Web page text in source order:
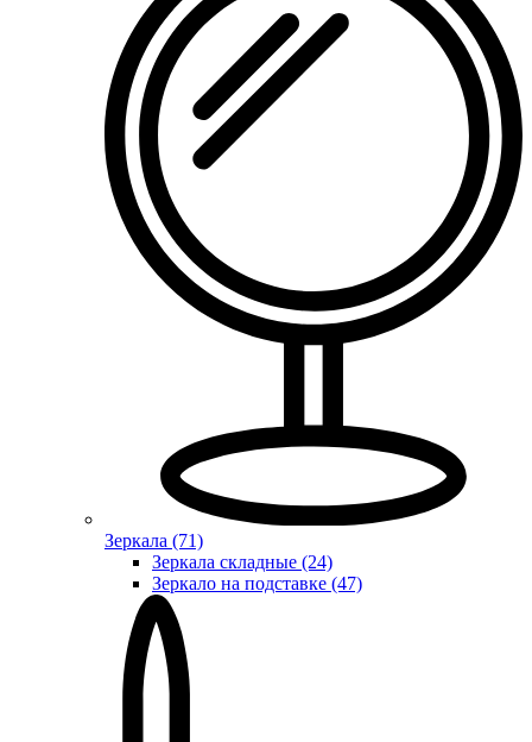
Зеркала (71)
Зеркала складные (24)
Зеркало на подставке (47)